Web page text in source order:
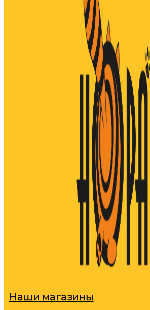
Наши магазины